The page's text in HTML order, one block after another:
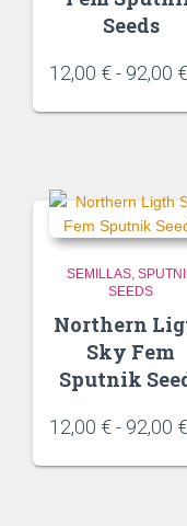
Seeds
12,00 €- 92,00 €
SEMILLAS
SEEDS
Northern
Sky Fem
Sputnik
12,00 €- 92,00 €